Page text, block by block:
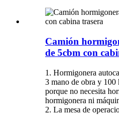
Camión
de 5cbm con
1. Hormigonera
3 mano de obra y 100
porque no necesita
hormigonera ni
2. La mesa de